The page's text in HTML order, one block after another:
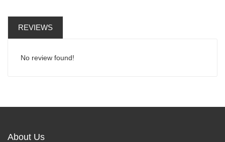
REVIEWS
No review found!
About Us